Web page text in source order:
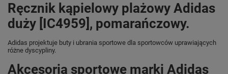
Ręcznik kąpielowy plażowy Adidas
duży [IC4959], pomarańczowy.
Adidas projektuje buty i ubrania sportowe dla sportowców uprawiających
różne dyscypliny.
Akcesoria sportowe marki Adidas